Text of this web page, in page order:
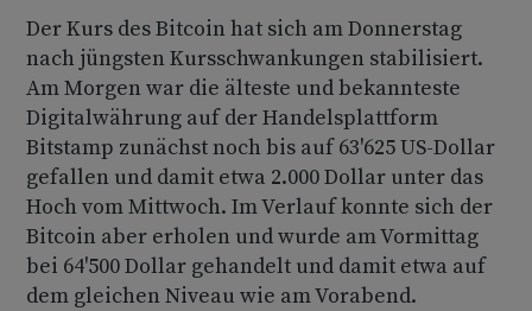
Der Kurs des Bitcoin hat sich am Donnerstag
nach jüngsten Kursschwankungen stabilisiert.
Am Morgen war die älteste und bekannteste
Digitalwährung auf der Handelsplattform
Bitstamp zunächst noch bis auf 63'625 US-Dollar
gefallen und damit etwa 2.000 Dollar unter das
Hoch vom Mittwoch. Im Verlauf konnte sich der
Bitcoin aber erholen und wurde am Vormittag
bei 64'500 Dollar gehandelt und damit etwa auf
dem gleichen Niveau wie am Vorabend.